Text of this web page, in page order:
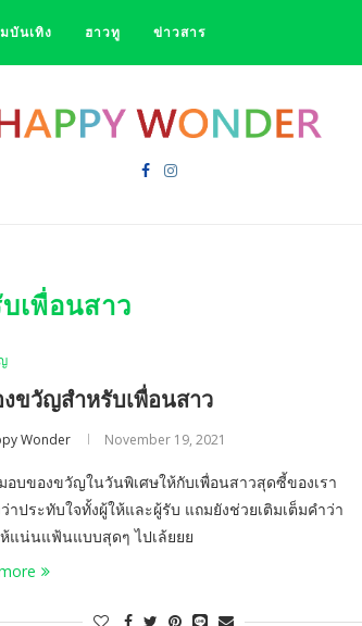
บันเทิง ฮาวทู ข่าวสาร
เพื่อนสาว
ขวัญสำหรับเพื่อนสาว
Wonder November 19, 2021
อบของขวัญในวันพิเศษให้กับเพื่อนสาวสุดซี้ของเรา
าประทับใจทั้งผู้ให้และผู้รับ แถมยังช่วยเติมเต็มคำว่า
ห้แน่นแฟ้นแบบสุดๆ ไปเล้ยยย